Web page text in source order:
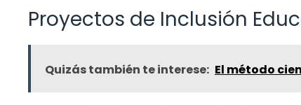
Proyectos de Inclusión
Quizás también te interese: El método